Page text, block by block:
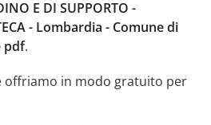
E DI SUPPORTO -
- Lombardia - Comune di
pdf.
offriamo in modo gratuito per